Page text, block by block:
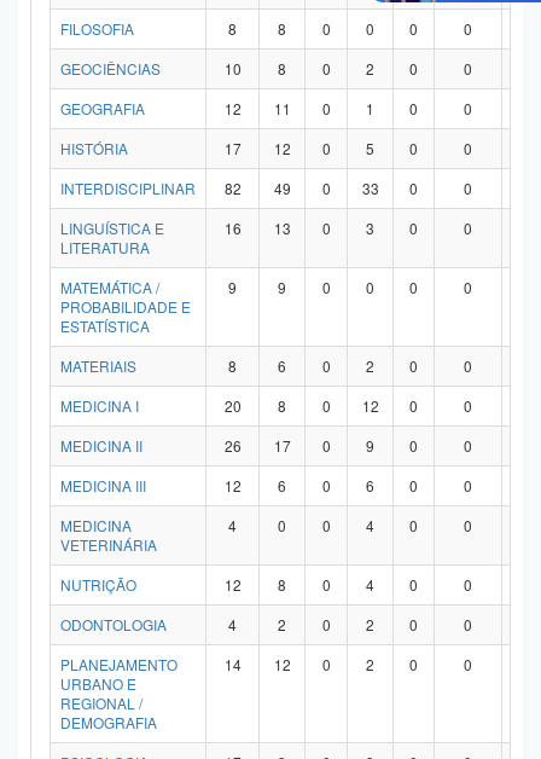
FILOSOFIA
8 8 0 0 0 0
GEOCIÊNCIAS
10 8 0 2 0 0
GEOGRAFIA
12 11 0 1 0 0
HISTÓRIA
17 12 0 5 0 0
INTERDISCIPLINAR
82 49 0 33 0 0
LINGUÍSTICA E
LITERATURA
16 13 0 3 0 0
MATEMÁTICA /
PROBABILIDADE E
ESTATÍSTICA
9 9 0 0 0 0
MATERIAIS 8 6 0 2 0 0
MEDICINA I
20 8 0 12 0 0
MEDICINA II
26 17 0 9 0 0
MEDICINA III
12 6 0 6 0 0
MEDICINA
VETERINÁRIA
4 0 0 4 0 0
NUTRIÇÃO 12 8 0 4 0 0
ODONTOLOGIA
4 2 0 2 0 0
PLANEJAMENTO
URBANO E
REGIONAL /
DEMOGRAFIA
14 12 0 2 0 0